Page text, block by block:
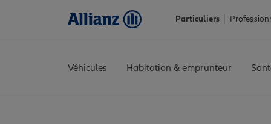
Particuliers
Véhicules Habitation & emprunteur